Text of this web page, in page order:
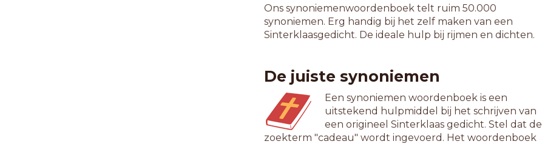
Ons synoniemenwoordenboek telt ruim 50.000
synoniemen. Erg handig bij het zelf maken van een
Sinterklaasgedicht. De ideale hulp bij rijmen en dichten.
De juiste synoniemen
Een synoniemen woordenboek is een
uitstekend hulpmiddel bij het schrijven van
een origineel Sinterklaas gedicht. Stel dat de
zoekterm "cadeau" wordt ingevoerd. Het woordenboek